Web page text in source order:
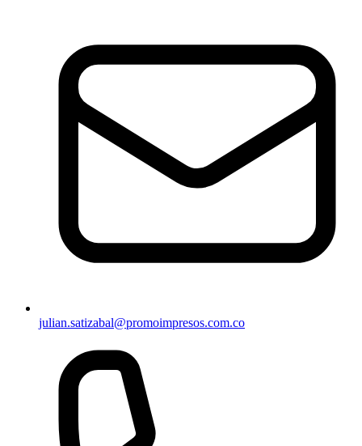
julian.satizabal@promoimpresos.com.co